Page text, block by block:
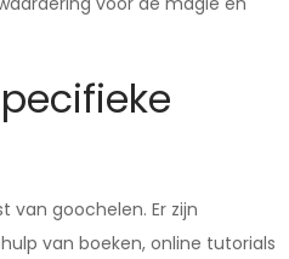
van goochelen. Er zijn
van boeken, online tutorials